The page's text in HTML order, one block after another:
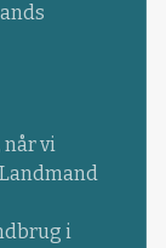
når vi
i